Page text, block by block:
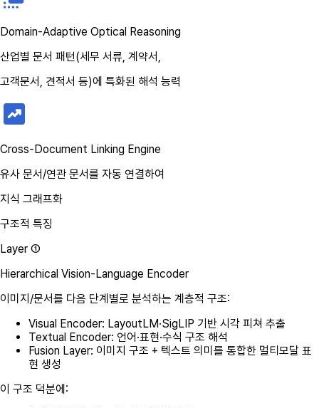
Domain-Adaptive Optical Reasoning
산업별 문서 패턴(세무 서류, 계약서,
고객문서, 견적서 등)에 특화된 해석 능력
Cross-Document Linking Engine
유사 문서/연관 문서를 자동 연결하여
지식 그래프화
구조적 특징
Layer ①
Hierarchical Vision-Language Encoder
이미지/문서를 다음 단계별로 분석하는 계층적 구조:
Visual Encoder: LayoutLM·SigLIP 기반 시각 피쳐 추출
Textual Encoder: 언어·표현·수식 구조 해석
Fusion Layer: 이미지 구조 + 텍스트 의미를 통합한 멀티모달 표
현 생성
이 구조 덕분에: